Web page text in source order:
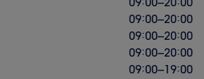
09:00–20:00
09:00–20:00
09:00–20:00
09:00–19:00